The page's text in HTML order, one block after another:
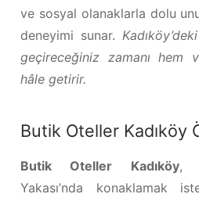
ve sosyal olanaklarla dolu
deneyimi sunar.
geçireceğiniz zamanı hem
hâle getirir.
Butik Oteller Kadıköy
Butik Oteller Kadıköy,
Yakası’nda konaklamak